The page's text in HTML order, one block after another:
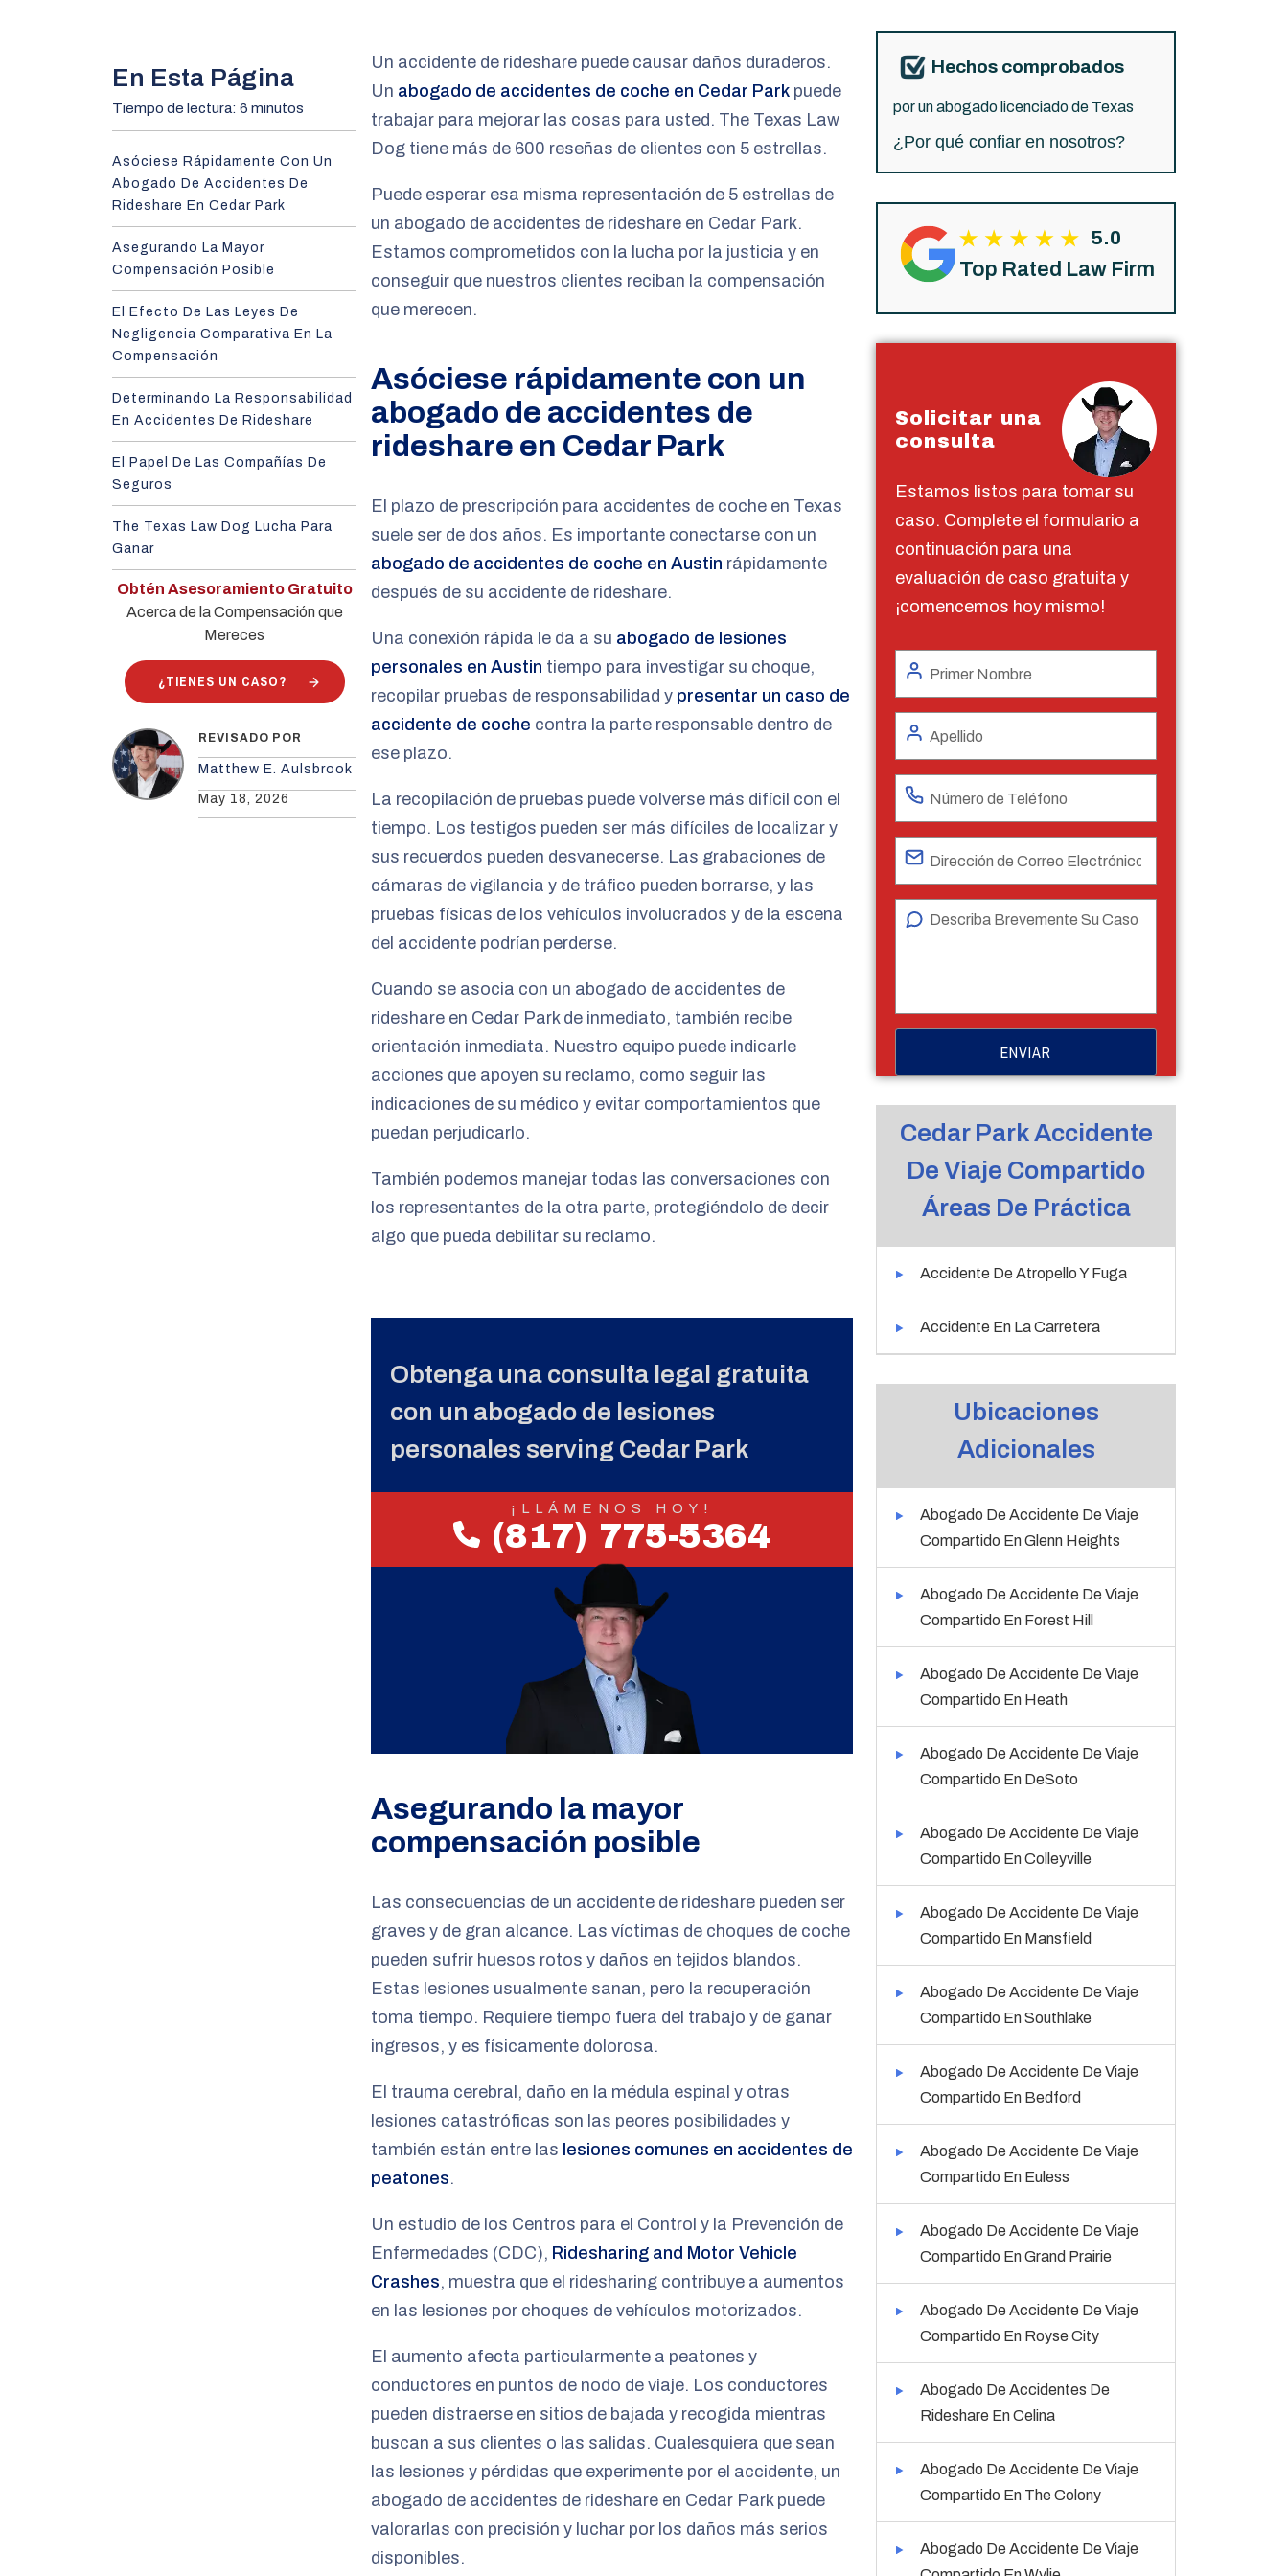
En Esta Página
Tiempo de lectura: 6 minutos
Asóciese Rápidamente Con Un
Abogado De Accidentes De
Rideshare En Cedar Park
Asegurando La Mayor
Compensación Posible
El Efecto De Las Leyes De
Negligencia Comparativa En La
Compensación
Determinando La Responsabilidad
En Accidentes De Rideshare
El Papel De Las Compañías De
Seguros
The Texas Law Dog Lucha Para
Ganar
Obtén Asesoramiento Gratuito
Acerca de la Compensación que
Mereces
¿TIENES UN CASO?
REVISADO POR
Matthew E. Aulsbrook
May 18, 2026
Un accidente de rideshare puede causar daños duraderos.
Un abogado de accidentes de coche en Cedar Park puede
trabajar para mejorar las cosas para usted. The Texas Law
Dog tiene más de 600 reseñas de clientes con 5 estrellas.
Puede esperar esa misma representación de 5 estrellas de
un abogado de accidentes de rideshare en Cedar Park.
Estamos comprometidos con la lucha por la justicia y en
conseguir que nuestros clientes reciban la compensación
que merecen.
Asóciese rápidamente con un
abogado de accidentes de
rideshare en Cedar Park
El plazo de prescripción para accidentes de coche en Texas
suele ser de dos años. Es importante conectarse con un
abogado de accidentes de coche en Austin rápidamente
después de su accidente de rideshare.
Una conexión rápida le da a su abogado de lesiones
personales en Austin tiempo para investigar su choque,
recopilar pruebas de responsabilidad y presentar un caso de
accidente de coche contra la parte responsable dentro de
ese plazo.
La recopilación de pruebas puede volverse más difícil con el
tiempo. Los testigos pueden ser más difíciles de localizar y
sus recuerdos pueden desvanecerse. Las grabaciones de
cámaras de vigilancia y de tráfico pueden borrarse, y las
pruebas físicas de los vehículos involucrados y de la escena
del accidente podrían perderse.
Cuando se asocia con un abogado de accidentes de
rideshare en Cedar Park de inmediato, también recibe
orientación inmediata. Nuestro equipo puede indicarle
acciones que apoyen su reclamo, como seguir las
indicaciones de su médico y evitar comportamientos que
puedan perjudicarlo.
También podemos manejar todas las conversaciones con
los representantes de la otra parte, protegiéndolo de decir
algo que pueda debilitar su reclamo.
Obtenga una consulta legal gratuita
con un abogado de lesiones
personales serving Cedar Park
¡LLÁMENOS HOY!
(817) 775-5364
Asegurando la mayor
compensación posible
Las consecuencias de un accidente de rideshare pueden ser
graves y de gran alcance. Las víctimas de choques de coche
pueden sufrir huesos rotos y daños en tejidos blandos.
Estas lesiones usualmente sanan, pero la recuperación
toma tiempo. Requiere tiempo fuera del trabajo y de ganar
ingresos, y es físicamente dolorosa.
El trauma cerebral, daño en la médula espinal y otras
lesiones catastróficas son las peores posibilidades y
también están entre las lesiones comunes en accidentes de
peatones.
Un estudio de los Centros para el Control y la Prevención de
Enfermedades (CDC), Ridesharing and Motor Vehicle
Crashes, muestra que el ridesharing contribuye a aumentos
en las lesiones por choques de vehículos motorizados.
El aumento afecta particularmente a peatones y
conductores en puntos de nodo de viaje. Los conductores
pueden distraerse en sitios de bajada y recogida mientras
buscan a sus clientes o las salidas. Cualesquiera que sean
las lesiones y pérdidas que experimente por el accidente, un
abogado de accidentes de rideshare en Cedar Park puede
valorarlas con precisión y luchar por los daños más serios
disponibles.
Hechos comprobados
por un abogado licenciado de Texas
¿Por qué confiar en nosotros?
5.0
Top Rated Law Firm
Solicitar una
consulta
Estamos listos para tomar su
caso. Complete el formulario a
continuación para una
evaluación de caso gratuita y
¡comencemos hoy mismo!
Cedar Park Accidente
De Viaje Compartido
Áreas De Práctica
Accidente De Atropello Y Fuga
Accidente En La Carretera
Ubicaciones
Adicionales
Abogado De Accidente De Viaje
Compartido En Glenn Heights
Abogado De Accidente De Viaje
Compartido En Forest Hill
Abogado De Accidente De Viaje
Compartido En Heath
Abogado De Accidente De Viaje
Compartido En DeSoto
Abogado De Accidente De Viaje
Compartido En Colleyville
Abogado De Accidente De Viaje
Compartido En Mansfield
Abogado De Accidente De Viaje
Compartido En Southlake
Abogado De Accidente De Viaje
Compartido En Bedford
Abogado De Accidente De Viaje
Compartido En Euless
Abogado De Accidente De Viaje
Compartido En Grand Prairie
Abogado De Accidente De Viaje
Compartido En Royse City
Abogado De Accidentes De
Rideshare En Celina
Abogado De Accidente De Viaje
Compartido En The Colony
Abogado De Accidente De Viaje